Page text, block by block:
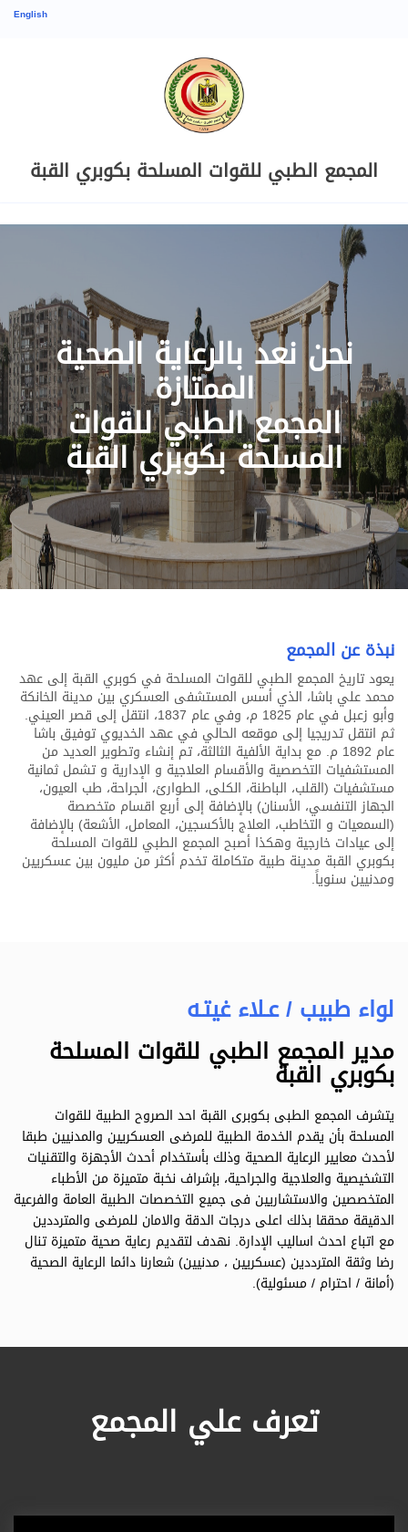
English
المجمع الطبي للقوات المسلحة بكوبري القبة
نحن نعد بالرعاية الصحية
الممتازة
المجمع الطبي للقوات
المسلحة بكوبري القبة
Previous Next
نبذة عن المجمع
يعود تاريخ المجمع الطبي للقوات المسلحة في كوبري القبة إلى عهد
محمد علي باشا، الذي أسس المستشفى العسكري بين مدينة الخانكة
وأبو زعبل في عام 1825 م، وفي عام 1837، انتقل إلى قصر العيني.
ثم انتقل تدريجيا إلى موقعه الحالي في عهد الخديوي توفيق باشا
عام 1892 م. مع بداية الألفية الثالثة، تم إنشاء وتطوير العديد من
المستشفيات التخصصية والأقسام العلاجية و الإدارية و تشمل ثمانية
مستشفيات (القلب، الباطنة، الكلى، الطوارئ، الجراحة، طب العيون،
الجهاز التنفسي، الأسنان) بالإضافة إلى أربع اقسام متخصصة
(السمعيات و التخاطب، العلاج بالأكسجين، المعامل، الأشعة) بالإضافة
إلى عيادات خارجية وهكذا أصبح المجمع الطبي للقوات المسلحة
بكوبري القبة مدينة طبية متكاملة تخدم أكثر من مليون بين عسكريين
ومدنيين سنوياً.
لواء طبيب / عـلاء غيتـه
مدير المجمع الطبي للقوات المسلحة
بكوبري القبة
يتشرف المجمع الطبى بكوبرى القبة احد الصروح الطبية للقوات
المسلحة بأن يقدم الخدمة الطبية للمرضى العسكريين والمدنيين طبقا
لأحدث معايير الرعاية الصحية وذلك بأستخدام أحدث الأجهزة والتقنيات
التشخيصية والعلاجية والجراحية، بإشراف نخبة متميزة من الأطباء
المتخصصين والاستشاريين فى جميع التخصصات الطبية العامة والفرعية
الدقيقة محققا بذلك اعلى درجات الدقة والامان للمرضى والمترددين
مع اتباع احدث اساليب الإدارة. نهدف لتقديم رعاية صحية متميزة تنال
رضا وثقة المترددين (عسكريين ، مدنيين) شعارنا دائما الرعاية الصحية
(أمانة / احترام / مسئولية).
تعرف علي المجمع